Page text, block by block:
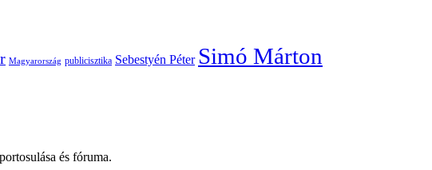
Magyarország publicisztika Sebestyén Péter Simó Márton
és fóruma.